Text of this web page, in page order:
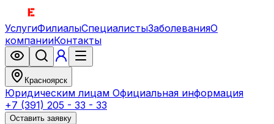
УслугиФилиалыСпециалистыЗаболеванияО
компанииКонтакты
Красноярск
Юридическим лицам Официальная информация
+7 (391) 205 - 33 - 33
Оставить заявку